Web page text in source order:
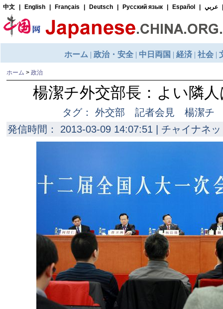
ホーム > 政治
楊潔チ外交部長：よい隣
タグ： 外交部 記者会見 楊潔
発信時間： 2013-03-09 14:07:51 | チャイナネ